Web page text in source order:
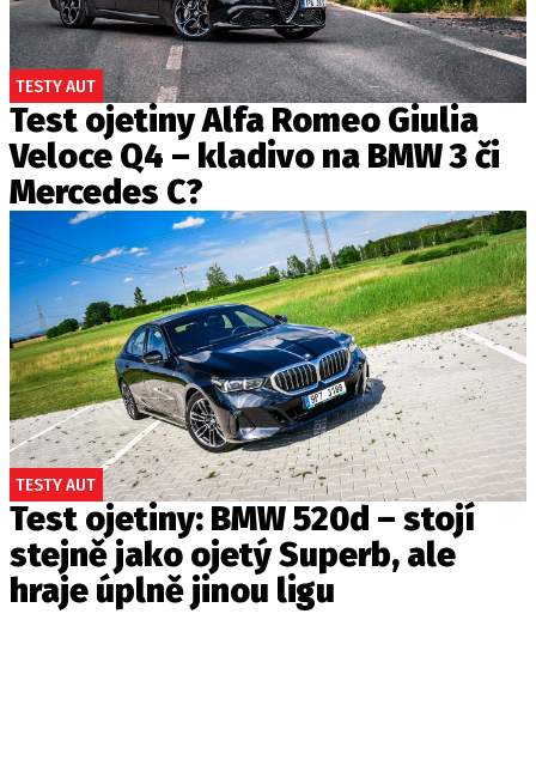
TESTY AUT
Test ojetiny Alfa Romeo Giulia
Veloce Q4 – kladivo na BMW 3 či
Mercedes C?
TESTY AUT
Test ojetiny: BMW 520d – stojí
stejně jako ojetý Superb, ale
hraje úplně jinou ligu